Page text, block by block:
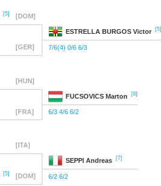
[5] [DOM]
ESTRELLA BURGOS Victor [5]
[GER] 7/6(4) 0/6 6/3
[HUN]
FUCSOVICS Marton [6]
[FRA] 6/3 4/6 6/2
[ITA]
SEPPI Andreas [7]
[5] [DOM] 6/2 6/2